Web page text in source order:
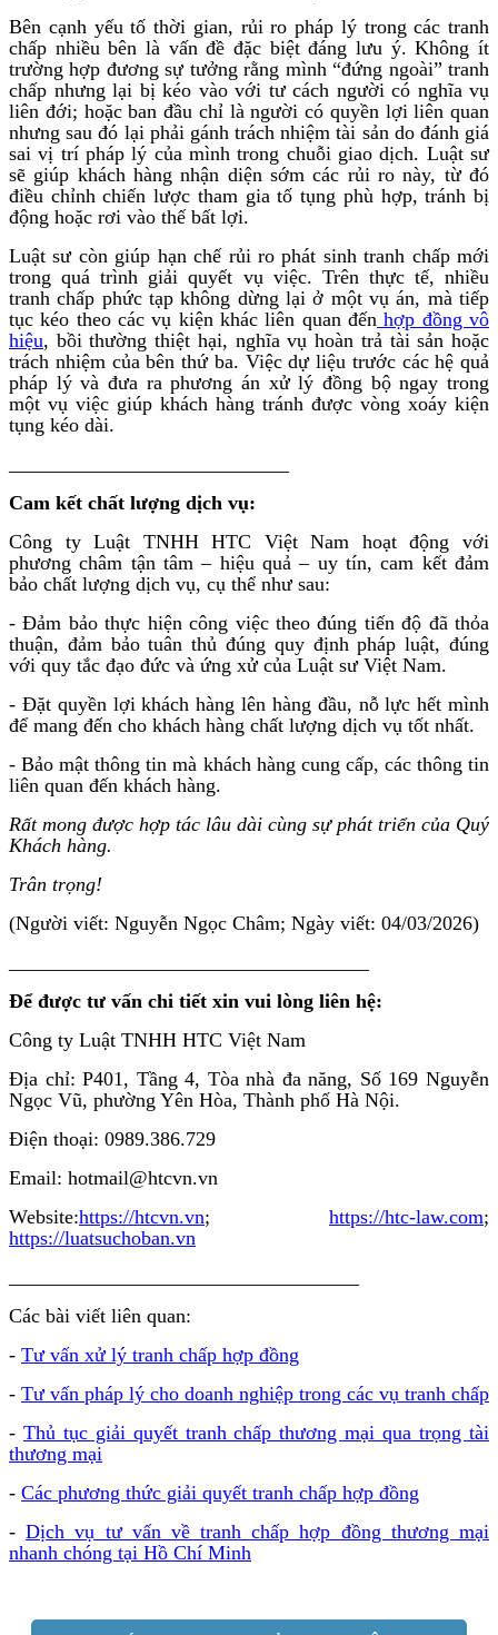
Bên cạnh yếu tố thời gian, rủi ro pháp lý trong các tranh
chấp nhiều bên là vấn đề đặc biệt đáng lưu ý. Không ít
trường hợp đương sự tưởng rằng mình “đứng ngoài” tranh
chấp nhưng lại bị kéo vào với tư cách người có nghĩa vụ
liên đới; hoặc ban đầu chỉ là người có quyền lợi liên quan
nhưng sau đó lại phải gánh trách nhiệm tài sản do đánh giá
sai vị trí pháp lý của mình trong chuỗi giao dịch. Luật sư
sẽ giúp khách hàng nhận diện sớm các rủi ro này, từ đó
điều chỉnh chiến lược tham gia tố tụng phù hợp, tránh bị
động hoặc rơi vào thế bất lợi.
Luật sư còn giúp hạn chế rủi ro phát sinh tranh chấp mới
trong quá trình giải quyết vụ việc. Trên thực tế, nhiều
tranh chấp phức tạp không dừng lại ở một vụ án, mà tiếp
tục kéo theo các vụ kiện khác liên quan đến hợp đồng vô
hiệu, bồi thường thiệt hại, nghĩa vụ hoàn trả tài sản hoặc
trách nhiệm của bên thứ ba. Việc dự liệu trước các hệ quả
pháp lý và đưa ra phương án xử lý đồng bộ ngay trong
một vụ việc giúp khách hàng tránh được vòng xoáy kiện
tụng kéo dài.
Cam kết chất lượng dịch vụ:
Công ty Luật TNHH HTC Việt Nam hoạt động với
phương châm tận tâm – hiệu quả – uy tín, cam kết đảm
bảo chất lượng dịch vụ, cụ thể như sau:
- Đảm bảo thực hiện công việc theo đúng tiến độ đã thỏa
thuận, đảm bảo tuân thủ đúng quy định pháp luật, đúng
với quy tắc đạo đức và ứng xử của Luật sư Việt Nam.
- Đặt quyền lợi khách hàng lên hàng đầu, nỗ lực hết mình
để mang đến cho khách hàng chất lượng dịch vụ tốt nhất.
- Bảo mật thông tin mà khách hàng cung cấp, các thông tin
liên quan đến khách hàng.
Rất mong được hợp tác lâu dài cùng sự phát triển của Quý
Khách hàng.
Trân trọng!
(Người viết: Nguyễn Ngọc Châm; Ngày viết: 04/03/2026)
Để được tư vấn chi tiết xin vui lòng liên hệ:
Công ty Luật TNHH HTC Việt Nam
Địa chỉ: P401, Tầng 4, Tòa nhà đa năng, Số 169 Nguyễn
Ngọc Vũ, phường Yên Hòa, Thành phố Hà Nội.
Điện thoại: 0989.386.729
Email: hotmail@htcvn.vn
Website:https://htcvn.vn; https://htc-law.com;
https://luatsuchoban.vn
Các bài viết liên quan:
- Tư vấn xử lý tranh chấp hợp đồng
- Tư vấn pháp lý cho doanh nghiệp trong các vụ tranh chấp
- Thủ tục giải quyết tranh chấp thương mại qua trọng tài
thương mại
- Các phương thức giải quyết tranh chấp hợp đồng
-Dịch vụ tư vấn về tranh chấp hợp đồng thương mại
nhanh chóng tại Hồ Chí Minh